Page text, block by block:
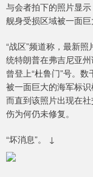
与会者拍下的照片显
舰身受损区域被一面
“战区”频道称，最新
统特朗普在弗吉尼亚
曾登上“杜鲁门”号。
被一面巨大的海军标
而直到该照片出现在
伤为何仍未修复。
“坏消息”。 ↓